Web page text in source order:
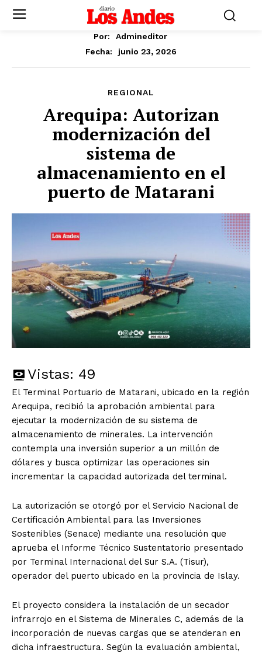
Por:
Admineditor
Fecha:
junio 23, 2026
REGIONAL
Arequipa: Autorizan
modernización del
sistema de
almacenamiento en el
puerto de Matarani
Vistas: 49
El Terminal Portuario de Matarani, ubicado en la región
Arequipa, recibió la aprobación ambiental para
ejecutar la modernización de su sistema de
almacenamiento de minerales. La intervención
contempla una inversión superior a un millón de
dólares y busca optimizar las operaciones sin
incrementar la capacidad autorizada del terminal.
La autorización se otorgó por el Servicio Nacional de
Certificación Ambiental para las Inversiones
Sostenibles (Senace) mediante una resolución que
aprueba el Informe Técnico Sustentatorio presentado
por Terminal Internacional del Sur S.A. (Tisur),
operador del puerto ubicado en la provincia de Islay.
El proyecto considera la instalación de un secador
infrarrojo en el Sistema de Minerales C, además de la
incorporación de nuevas cargas que se atenderan en
dicha infraestructura. Según la evaluación ambiental,